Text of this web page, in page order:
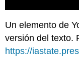
Un elemento de
versión del texto.
https://